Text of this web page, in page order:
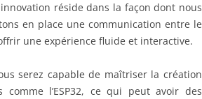
réside dans la façon dont nous
en place une communication entre le
une expérience fluide et interactive.
serez capable de maîtriser la création
comme l’ESP32, ce qui peut avoir des